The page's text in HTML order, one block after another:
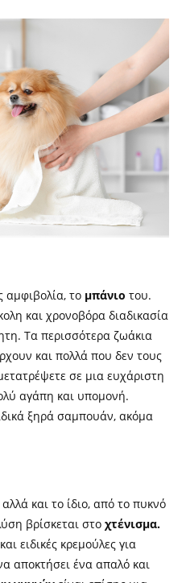
αμφιβολία, το μπάνιο του.
και χρονοβόρα διαδικασία
Τα περισσότερα ζωάκια
και πολλά που δεν τους
σε μια ευχάριστη
αγάπη και υπομονή.
ξηρά σαμπουάν, ακόμα
και το ίδιο, από το πυκνό
βρίσκεται στο χτένισμα.
ειδικές κρεμούλες για
αποκτήσει ένα απαλό και